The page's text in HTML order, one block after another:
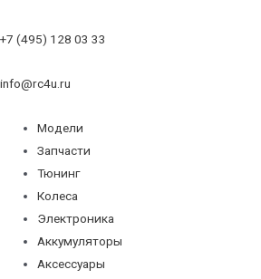
+7 (495) 128 03 33
info@rc4u.ru
Модели
Запчасти
Тюнинг
Колеса
Электроника
Аккумуляторы
Аксессуары